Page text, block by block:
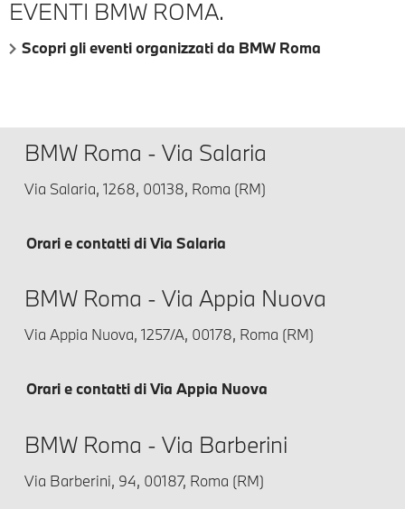
EVENTI BMW ROMA.
Scopri gli eventi organizzati da BMW Roma
BMW Roma - Via Salaria
Via Salaria, 1268, 00138, Roma (RM)
Orari e contatti di Via Salaria
BMW Roma - Via Appia Nuova
Via Appia Nuova, 1257/A, 00178, Roma (RM)
Orari e contatti di Via Appia Nuova
BMW Roma - Via Barberini
Via Barberini, 94, 00187, Roma (RM)